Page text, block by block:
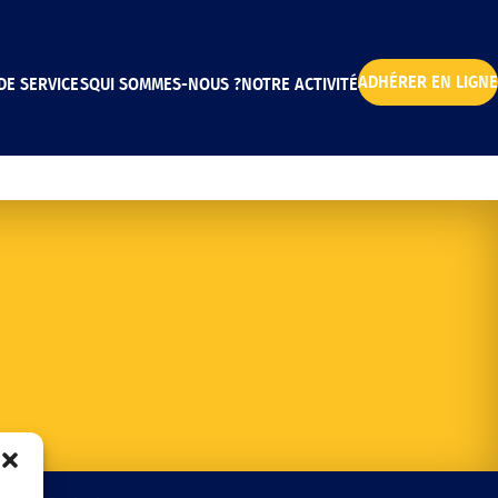
SERVICESQUI SOMMES-NOUS ?NOTRE ACTIVITÉADHÉRER EN LIGNE